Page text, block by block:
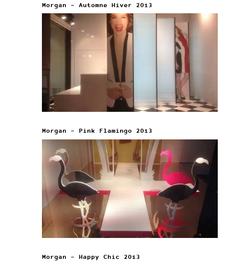
Morgan – Automne Hiver 2013
Morgan – Pink Flamingo 2013
Morgan – Happy Chic 2013